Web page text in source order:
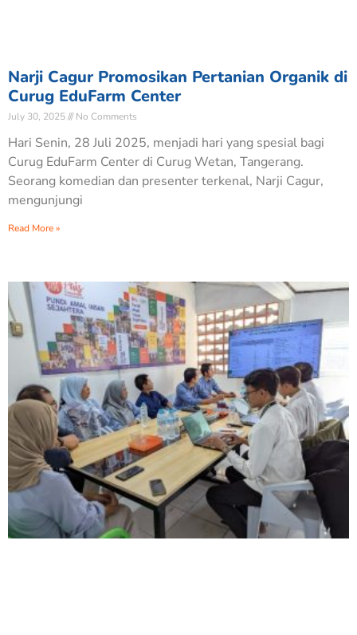
Narji Cagur Promosikan Pertanian Organik di
Curug EduFarm Center
July 30, 2025 No Comments
Hari Senin, 28 Juli 2025, menjadi hari yang spesial bagi
Curug EduFarm Center di Curug Wetan, Tangerang.
Seorang komedian dan presenter terkenal, Narji Cagur,
mengunjungi
Read More »